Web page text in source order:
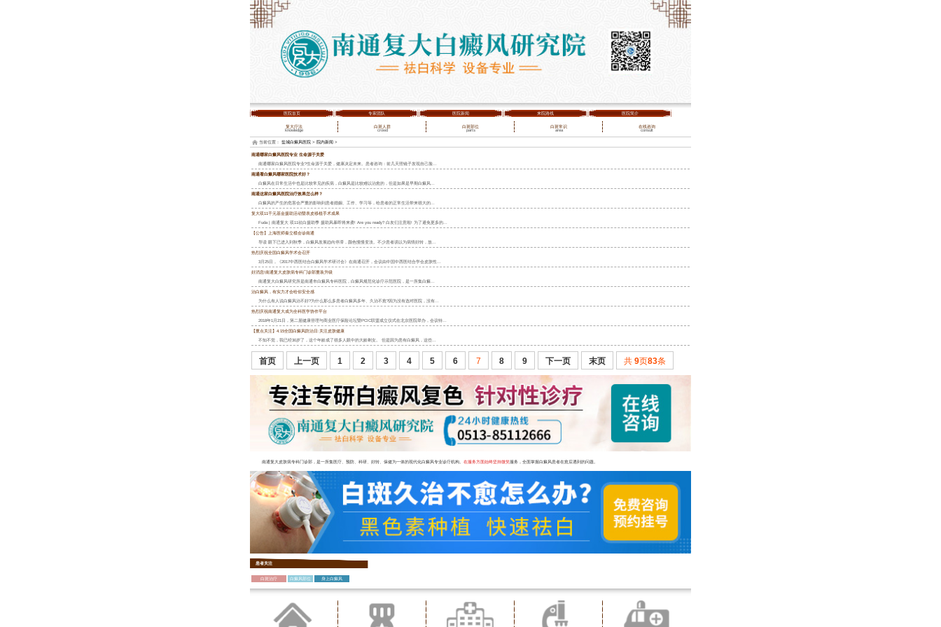
医院首页 专家团队 医院新闻 来院路线 医院简介
复大疗法
knowledge
白斑人群
crowd
白斑部位
parts
白斑常识
area
在线咨询
consult
当前位置： 盐城白癜风医院 > 院内新闻 >
南通哪家白癜风医院专业 生命源于关爱
南通哪家白癜风医院专业?生命源于关爱，健康决定未来。患者咨询：前几天照镜子发现自己脸...
南通看白癜风哪家医院技术好？
白癜风在日常生活中也是比较常见的疾病，白癜风是比较难以治愈的，但是如果是早期白癜风...
南通这家白癜风医院治疗效果怎么样？
白癜风的产生的危害会严重的影响到患者婚姻、工作、学习等，给患者的正常生活带来很大的...
复大双11千元基金援助活动暨表皮移植手术成果
Fuda | 南通复大 双11祛白援助季 援助风暴即将来袭! Are you ready? 白友们注意啦! 为了避免更多的...
【公告】上海医师秦立模会诊南通
导读 眼下已进入到秋季，白癜风发展趋向停滞，颜色慢慢变淡。不少患者误以为病情好转，放...
热烈庆祝全国白癜风学术会召开
3月25日，《2017中西医结合白癜风学术研讨会》在南通召开，会议由中国中西医结合学会皮肤性...
好消息!南通复大皮肤病专科门诊部重装升级
南通复大白癜风研究所是南通市白癜风专科医院，白癜风规范化诊疗示范医院，是一所集白癜...
治白癜风，有实力才会给你安全感
为什么有人说白癜风治不好?为什么那么多患者白癜风多年、久治不愈?因为没有选对医院，没有...
热烈庆祝南通复大成为全科医学协作平台
2018年1月21日，第二届健康管理与商业医疗保险论坛暨PCIC联盟成立仪式在北京医院举办，会议特...
【重点关注】4.15全国白癜风防治日:关注皮肤健康
不知不觉，我已经30岁了，这个年龄成了很多人眼中的大龄剩女。 但是因为患有白癜风，这些...
首页 上一页 1 2 3 4 5 6 7 8 9 下一页 末页 共 9页83条
南通复大皮肤病专科门诊部，是一所集医疗、预防、科研、好转、保健为一体的现代化白癜风专业诊疗机构。 在服务方面始终坚持微笑服务，全面掌握白癜风患者在愈后遇到的问题。
患者关注
白斑治疗 白癜风部位 身上白癜风